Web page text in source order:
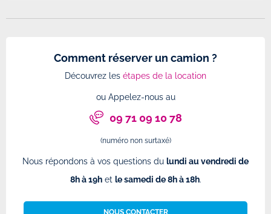
Comment réserver un camion ?
Découvrez les étapes de la location
ou Appelez-nous au
09 71 09 10 78
(numéro non surtaxé)
Nous répondons à vos questions du lundi au vendredi de
8h à 19het le samedi de 8h à 18h.